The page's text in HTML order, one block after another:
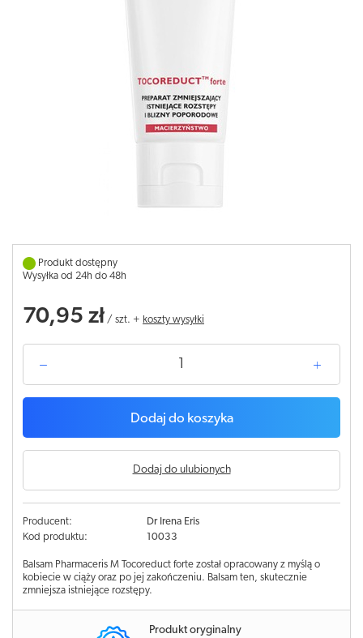
Produkt dostępny
Wysyłka od 24h do 48h
70,95 zł / szt. + koszty wysyłki
Dodaj do koszyka
Dodaj do ulubionych
Producent:
Dr Irena Eris
Kod produktu:
10033
Balsam Pharmaceris M Tocoreduct forte został opracowany z myślą o
kobiecie w ciąży oraz po jej zakończeniu. Balsam ten, skutecznie
zmniejsza istniejące rozstępy.
Produkt oryginalny